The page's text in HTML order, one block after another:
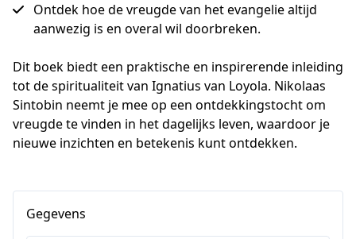
Ontdek hoe de vreugde van het evangelie altijd
aanwezig is en overal wil doorbreken.
Dit boek biedt een praktische en inspirerende inleiding
tot de spiritualiteit van Ignatius van Loyola. Nikolaas
Sintobin neemt je mee op een ontdekkingstocht om
vreugde te vinden in het dagelijks leven, waardoor je
nieuwe inzichten en betekenis kunt ontdekken.
Gegevens